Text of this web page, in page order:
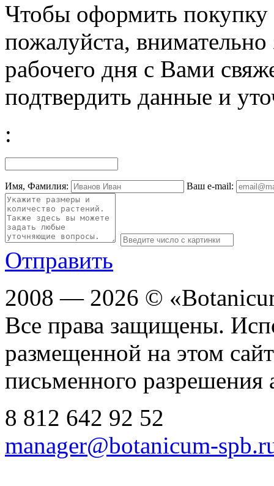
Чтобы оформить покупку
пожалуйста,
рабочего дня с Вами
подтвердить данные и
:
Имя, Фамилия: Ваш e-mail:
Отправить
2008 — 2026 ©
Все права защищены.
размещенной на этом
письменного разрешения
8 812 642 92 52
manager@botanicum-